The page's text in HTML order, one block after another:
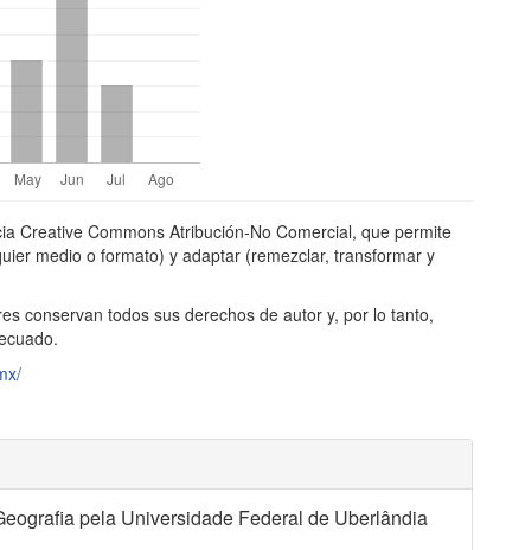
Creative Commons Atribución-No Comercial, que permite
medio o formato) y adaptar (remezclar, transformar y
conservan todos sus derechos de autor y, por lo tanto,
pela Universidade Federal de Uberlândia